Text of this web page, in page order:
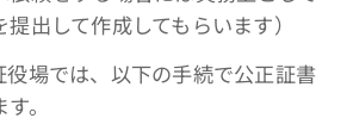
出して作成してもらいます）
場では、以下の手続で公正証書
。